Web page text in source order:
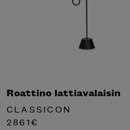
Roattino lattiavalaisin
CLASSICON
2861€